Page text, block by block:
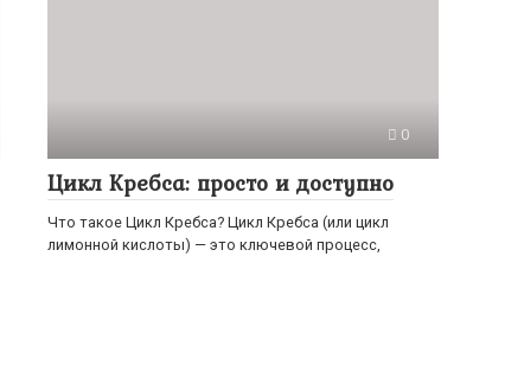
0
Цикл Кребса: просто и доступно
Что такое Цикл Кребса? Цикл Кребса (или цикл
лимонной кислоты) — это ключевой процесс,